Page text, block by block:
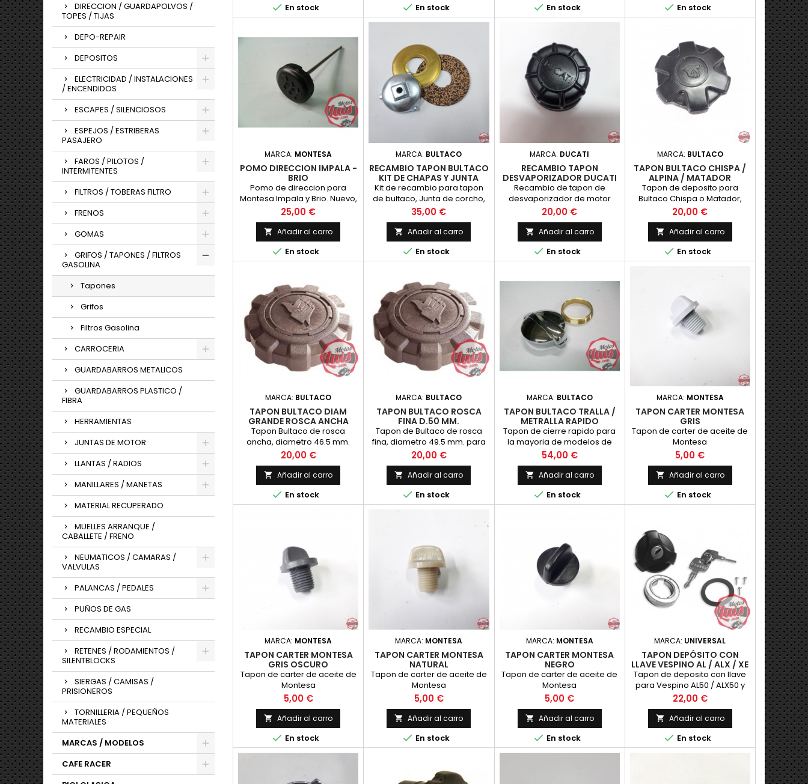
DIRECCION / GUARDAPOLVOS /
TOPES / TIJAS
DEPO-REPAIR
DEPOSITOS
ELECTRICIDAD / INSTALACIONES
/ ENCENDIDOS
ESCAPES / SILENCIOSOS
ESPEJOS / ESTRIBERAS
PASAJERO
FAROS / PILOTOS /
INTERMITENTES
FILTROS / TOBERAS FILTRO
FRENOS
GOMAS
GRIFOS / TAPONES / FILTROS
GASOLINA
Tapones
Grifos
Filtros Gasolina
CARROCERIA
GUARDABARROS METALICOS
GUARDABARROS PLASTICO /
FIBRA
HERRAMIENTAS
JUNTAS DE MOTOR
LLANTAS / RADIOS
MANILLARES / MANETAS
MATERIAL RECUPERADO
MUELLES ARRANQUE /
CABALLETE / FRENO
NEUMATICOS / CAMARAS /
VALVULAS
PALANCAS / PEDALES
PUÑOS DE GAS
RECAMBIO ESPECIAL
RETENES / RODAMIENTOS /
SILENTBLOCKS
SIERGAS / CAMISAS /
PRISIONEROS
TORNILLERIA / PEQUEÑOS
MATERIALES
MARCAS / MODELOS
CAFE RACER
 En stock  En stock  En stock  En stock
MARCA: MONTESA
POMO DIRECCION IMPALA -
BRIO
Pomo de direccion para
Montesa Impala y Brio. Nuevo,
mejor que el original
Precio
25,00 €
 Añadir al carro
 En stock
MARCA: BULTACO
RECAMBIO TAPON BULTACO
KIT DE CHAPAS Y JUNTA
Kit de recambio para tapon
de bultaco, Junta de corcho,
Chapa de laton y estrella de
encaje. Nueva
Precio
35,00 €
 Añadir al carro
 En stock
MARCA: DUCATI
RECAMBIO TAPON
DESVAPORIZADOR DUCATI
Recambio de tapon de
desvaporizador de motor
ducati
Precio
20,00 €
 Añadir al carro
 En stock
MARCA: BULTACO
TAPON BULTACO CHISPA /
ALPINA / MATADOR
Tapon de deposito para
Bultaco Chispa o Matador,
para meter a presion, con
anagrama del puño alza
Precio
20,00 €
 Añadir al carro
 En stock
MARCA: BULTACO
TAPON BULTACO DIAM
GRANDE ROSCA ANCHA
Tapon Bultaco de rosca
ancha, diametro 46.5 mm.
para depositos de plastico.
Sherpa, Pursang...&lt;/p
Precio
20,00 €
 Añadir al carro
 En stock
MARCA: BULTACO
TAPON BULTACO ROSCA
FINA D.50 MM.
Tapon de Bultaco de rosca
fina, diametro 49.5 mm. para
depositos con rosca metalica
Precio
20,00 €
 Añadir al carro
 En stock
MARCA: BULTACO
TAPON BULTACO TRALLA /
METRALLA RAPIDO
Tapon de cierre rapido para
la mayoria de modelos de
Bultaco Antiguos.
Precio
54,00 €
 Añadir al carro
 En stock
MARCA: MONTESA
TAPON CARTER MONTESA
GRIS
Tapon de carter de aceite de
Montesa
Precio
5,00 €
 Añadir al carro
 En stock
MARCA: MONTESA
TAPON CARTER MONTESA
GRIS OSCURO
Tapon de carter de aceite de
Montesa
Precio
5,00 €
 Añadir al carro
 En stock
MARCA: MONTESA
TAPON CARTER MONTESA
NATURAL
Tapon de carter de aceite de
Montesa
Precio
5,00 €
 Añadir al carro
 En stock
MARCA: MONTESA
TAPON CARTER MONTESA
NEGRO
Tapon de carter de aceite de
Montesa
Precio
5,00 €
 Añadir al carro
 En stock
MARCA: UNIVERSAL
TAPON DEPÓSITO CON
LLAVE VESPINO AL / ALX / XE
/ MOBYLETTE
Tapon de deposito con llave
para Vespino AL50 / ALX50 y
AXE50, Mobylette, Peugeot y
Piaggio CIAO
Precio
22,00 €
 Añadir al carro
 En stock